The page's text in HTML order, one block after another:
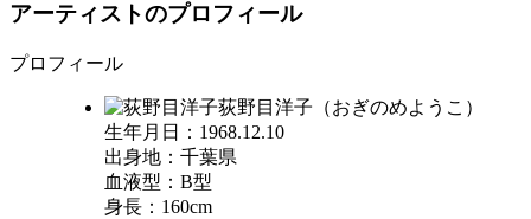
アーティストのプロフィール
プロフィール
荻野目洋子（おぎのめようこ）
生年月日：1968.12.10
出身地：千葉県
血液型：B型
身長：160cm